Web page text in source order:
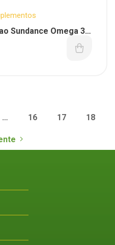
Sundance Omega 3
… 16 17 18